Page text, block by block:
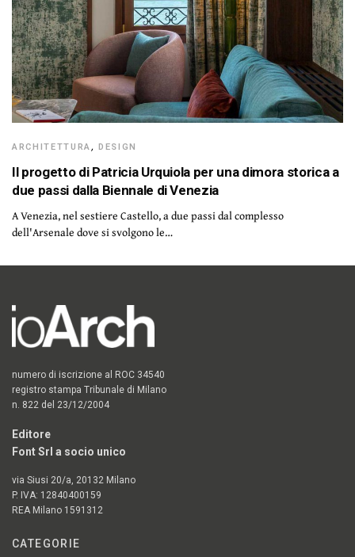
ARCHITETTURA, DESIGN
Il progetto di Patricia Urquiola per una dimora storica a
due passi dalla Biennale di Venezia
A Venezia, nel sestiere Castello, a due passi dal complesso
dell'Arsenale dove si svolgono le…
numero di iscrizione al ROC 34540
registro stampa Tribunale di Milano
n. 822 del 23/12/2004
Editore
Font Srl a socio unico
via Siusi 20/a, 20132 Milano
P. IVA: 12840400159
REA Milano 1591312
CATEGORIE